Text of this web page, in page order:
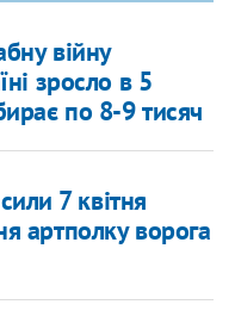
війну
зросло в 5
по 8-9 тисяч
7 квітня
артполку ворога